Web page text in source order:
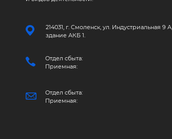
214031, г. Смоленск, ул. Индустриальная 9 А,
здание АКБ 1.
Отдел сбыта:
Приемная:
Отдел сбыта:
Приемная: